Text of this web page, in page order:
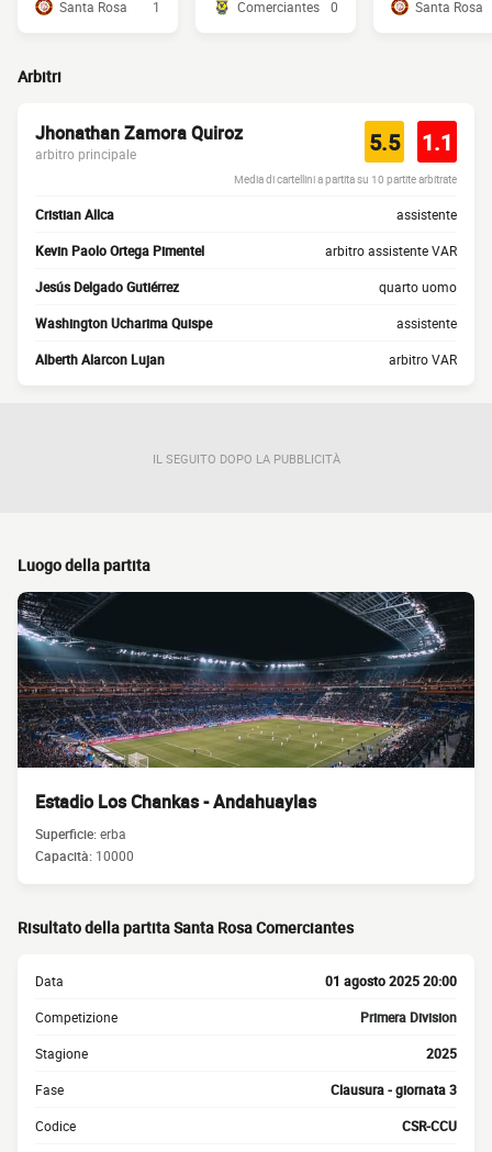
Santa Rosa 1 Comerciantes 0 Santa Rosa
Arbitri
Jhonathan Zamora Quiroz
arbitro principale 5.5 1.1
Media di cartellini a partita su 10 partite arbitrate
Cristian Allca assistente
Kevin Paolo Ortega Pimentel arbitro assistente VAR
Jesús Delgado Gutiérrez quarto uomo
Washington Ucharima Quispe assistente
Alberth Alarcon Lujan arbitro VAR
IL SEGUITO DOPO LA PUBBLICITÀ
Luogo della partita
Estadio Los Chankas - Andahuaylas
Superficie:erba
Capacità: 10000
Risultato della partita Santa Rosa Comerciantes
Data 01 agosto 2025 20:00
Competizione Primera Division
Stagione 2025
Fase Clausura - giornata 3
Codice CSR-CCU